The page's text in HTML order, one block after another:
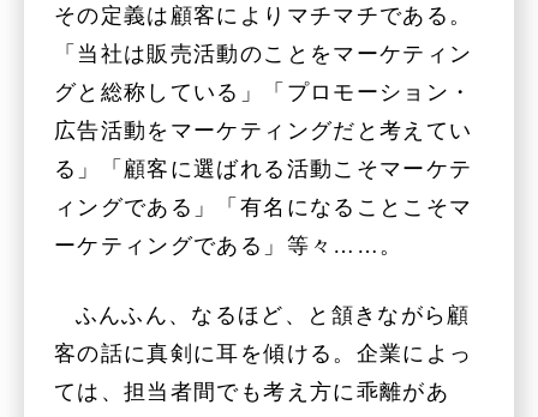
その定義は顧客によりマチマチである。
「当社は販売活動のことをマーケティン
グと総称している」「プロモーション・
広告活動をマーケティングだと考えてい
る」「顧客に選ばれる活動こそマーケテ
ィングである」「有名になることこそマ
ーケティングである」等々……。
ふんふん、なるほど、と頷きながら顧
客の話に真剣に耳を傾ける。企業によっ
ては、担当者間でも考え方に乖離があ